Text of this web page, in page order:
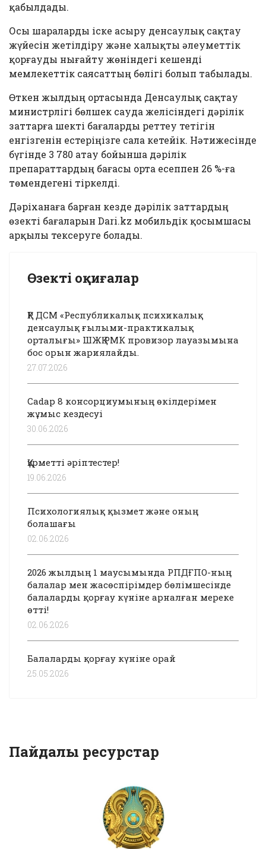
қабылдады.
Осы шараларды іске асыру денсаулық сақтау
жүйесін жетілдіру және халықты әлеуметтік
қорғауды нығайту жөніндегі кешенді
мемлекеттік саясаттың бөлігі болып табылады.
Өткен жылдың ортасында Денсаулық сақтау
министрлігі бөлшек сауда желісіндегі дәрілік
заттарға шекті бағаларды реттеу тетігін
енгізгенін естеріңізге сала кетейік. Нәтижесінде
бүгінде 3 780 атау бойынша дәрілік
препараттардың бағасы орта есеппен 26 %-ға
төмендегені тіркелді.
Дәріханаға барған кезде дәрілік заттардың
өзекті бағаларын Dari.kz мобильдік қосымшасы
арқылы тексеруге болады.
Өзекті оқиғалар
ҚР ДСМ «Республикалық психикалық
денсаулық ғылыми-практикалық
орталығы» ШЖҚ РМК провизор лауазымына
бос орын жариялайды.
27.07.2026
Cadap 8 консорциумының өкілдерімен
жұмыс кездесуі
30.06.2026
Құрметті әріптестер!
19.06.2026
Психологиялық қызмет және оның
болашағы
02.06.2026
2026 жылдың 1 маусымында РПДҒПО-ның
балалар мен жасөспірімдер бөлімшесінде
балаларды қорғау күніне арналған мереке
өтті!
02.06.2026
Балаларды қорғау күніне орай
25.05.2026
Пайдалы ресурстар